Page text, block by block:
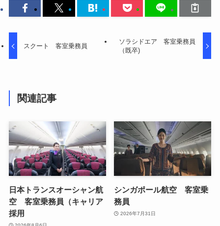
スクート 客室乗務員
ソラシドエア 客室乗務員
（既卒)
関連記事
日本トランスオーシャン航
空 客室乗務員（キャリア
採用
シンガポール航空 客室乗
務員
2026年7月31日